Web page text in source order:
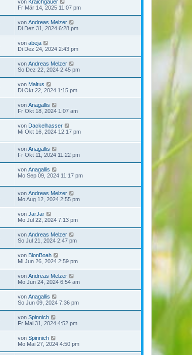
von Kraichgauer
Fr Mär 14, 2025 11:07 pm
von Andreas Melzer
Di Dez 31, 2024 6:28 pm
von abeja
Di Dez 24, 2024 2:43 pm
von Andreas Melzer
So Dez 22, 2024 2:45 pm
von Maltus
Di Okt 22, 2024 1:15 pm
von Anagallis
Fr Okt 18, 2024 1:07 am
von Dackelhasser
Mi Okt 16, 2024 12:17 pm
von Anagallis
Fr Okt 11, 2024 11:22 pm
von Anagallis
Mo Sep 09, 2024 11:17 pm
von Andreas Melzer
Mo Aug 12, 2024 2:55 pm
von JarJar
Mo Jul 22, 2024 7:13 pm
von Andreas Melzer
So Jul 21, 2024 2:47 pm
von BlonBoah
Mi Jun 26, 2024 2:59 pm
von Andreas Melzer
Mo Jun 24, 2024 6:54 am
von Anagallis
So Jun 09, 2024 7:36 pm
von Spinnich
Fr Mai 31, 2024 4:52 pm
von Spinnich
Mo Mai 27, 2024 4:50 pm